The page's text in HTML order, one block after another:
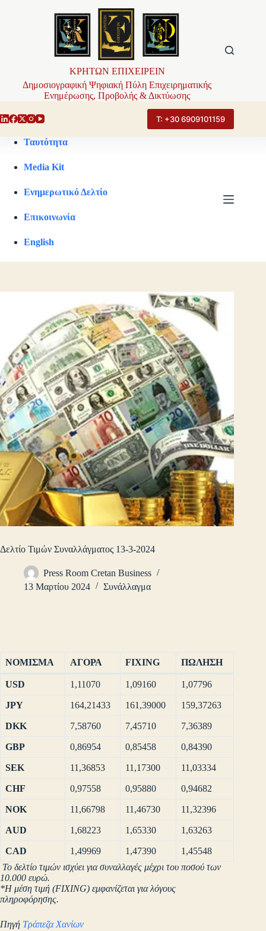
ΚΡΗΤΩΝ ΕΠΙΧΕΙΡΕΙΝ
Δημοσιογραφική Ψηφιακή Πύλη Επιχειρηματικής
Ενημέρωσης, Προβολής & Δικτύωσης
Τ: +30 6909101159
Ταυτότητα
Media Kit
Ενημερωτικό Δελτίο
Επικοινωνία
English
Δελτίο Τιμών Συναλλάγματος 13-3-2024
Press Room Cretan Business
13 Μαρτίου 2024
Συνάλλαγμα
ΝΟΜΙΣΜΑ ΑΓΟΡΑ FIXING ΠΩΛΗΣΗ
USD 1,11070 1,09160 1,07796
JPY 164,21433 161,39000 159,37263
DKK 7,58760 7,45710 7,36389
GBP 0,86954 0,85458 0,84390
SEK 11,36853 11,17300 11,03334
CHF 0,97558 0,95880 0,94682
NOK 11,66798 11,46730 11,32396
AUD 1,68223 1,65330 1,63263
CAD 1,49969 1,47390
1,45548
Το δελτίο τιμών ισχύει για συναλλαγές μέχρι του ποσού των
10.000 ευρώ.
*Η μέση τιμή (FIXING) εμφανίζεται για λόγους
πληροφόρησης.
Πηγή Τράπεζα Χανίων